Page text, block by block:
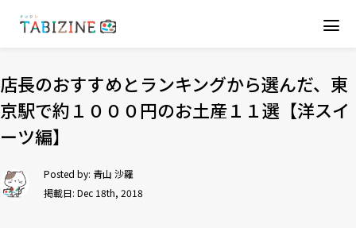
店長のおすすめとランキングから選んだ、東
京駅で約１０００円のお土産１１選【洋スイ
ーツ編】
Posted by: 青山 沙羅
掲載日: Dec 18th, 2018